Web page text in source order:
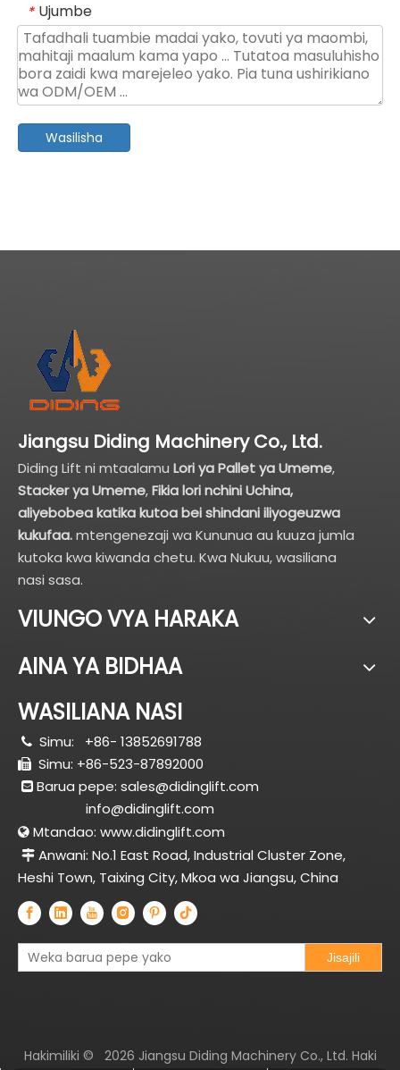
* Ujumbe
Wasilisha
Jiangsu Diding Machinery Co., Ltd.
Diding Lift ni mtaalamu Lori ya Pallet ya Umeme,
Stacker ya Umeme,Fikia lori nchini Uchina,
aliyebobea katika kutoa bei shindani iliyogeuzwa
kukufaa.mtengenezaji wa Kununua au kuuza jumla
kutoka kwa kiwanda chetu. Kwa Nukuu, wasiliana
nasi sasa.
VIUNGO VYA HARAKA
AINA YA BIDHAA
WASILIANA NASI
 Simu: +86- 13852691788
 Simu: +86-523-87892000
 Barua pepe: sales@didinglift.com
info@didinglift.com
 Mtandao: www.didinglift.com
 Anwani: No.1 East Road, Industrial Cluster Zone,
Heshi Town, Taixing City, Mkoa wa Jiangsu, China
Jisajili
Hakimiliki © 2026 Jiangsu Diding Machinery Co., Ltd. Haki